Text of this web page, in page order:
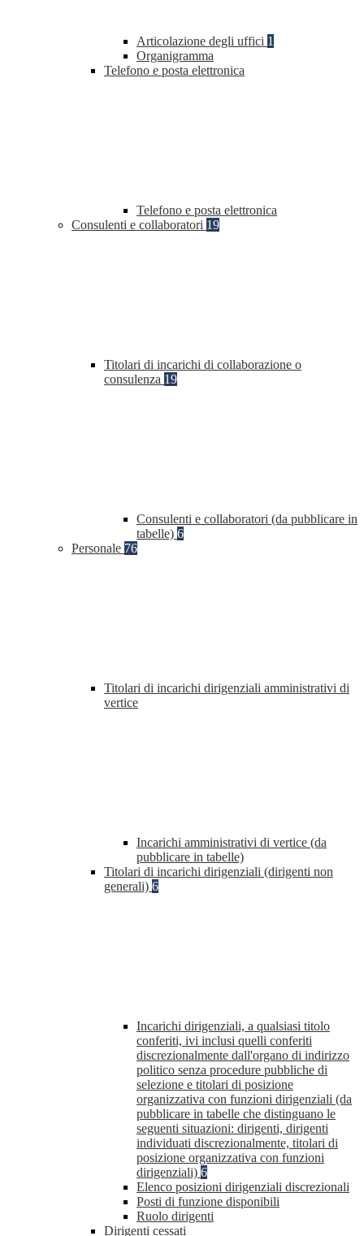
Articolazione degli uffici 1
Organigramma
Telefono e posta elettronica
Telefono e posta elettronica
Consulenti e collaboratori 19
Titolari di incarichi di collaborazione o
consulenza 19
Consulenti e collaboratori (da pubblicare in
tabelle) 6
Personale 76
Titolari di incarichi dirigenziali amministrativi di
vertice
Incarichi amministrativi di vertice (da
pubblicare in tabelle)
Titolari di incarichi dirigenziali (dirigenti non
generali) 6
Incarichi dirigenziali, a qualsiasi titolo
conferiti, ivi inclusi quelli conferiti
discrezionalmente dall'organo di indirizzo
politico senza procedure pubbliche di
selezione e titolari di posizione
organizzativa con funzioni dirigenziali (da
pubblicare in tabelle che distinguano le
seguenti situazioni: dirigenti, dirigenti
individuati discrezionalmente, titolari di
posizione organizzativa con funzioni
dirigenziali) 6
Elenco posizioni dirigenziali discrezionali
Posti di funzione disponibili
Ruolo dirigenti
Dirigenti cessati